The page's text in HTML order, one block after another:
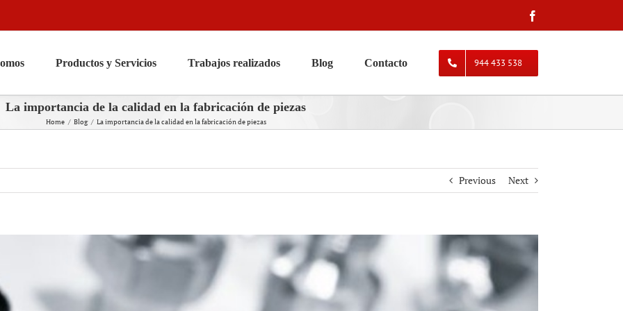
Productos y Servicios Trabajos realizados Blog Contacto 944 433 538
La importancia de la calidad en la fabricación de piezas
Home Blog La importancia de la calidad en la fabricación de piezas
Previous Next